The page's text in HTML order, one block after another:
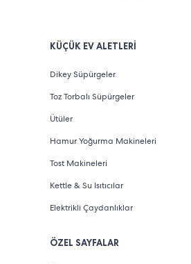
KÜÇÜK EV ALETLERİ
Dikey Süpürgeler
Toz Torbalı Süpürgeler
Ütüler
Hamur Yoğurma Makineleri
Tost Makineleri
Kettle & Su Isıtıcılar
Elektrikli Çaydanlıklar
ÖZEL SAYFALAR